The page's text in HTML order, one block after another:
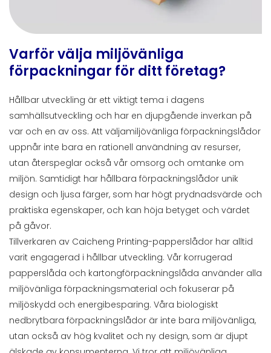
Varför välja miljövänliga
förpackningar för ditt företag?
Hållbar utveckling är ett viktigt tema i dagens
samhällsutveckling och har en djupgående inverkan på
var och en av oss. Att väljamiljövänliga förpackningslådor
uppnår inte bara en rationell användning av resurser,
utan återspeglar också vår omsorg och omtanke om
miljön. Samtidigt har hållbara förpackningslådor unik
design och ljusa färger, som har högt prydnadsvärde och
praktiska egenskaper, och kan höja betyget och värdet
på gåvor.
Tillverkaren av Caicheng Printing-papperslådor har alltid
varit engagerad i hållbar utveckling. Vår korrugerad
papperslåda och kartongförpackningslåda använder alla
miljövänliga förpackningsmaterial och fokuserar på
miljöskydd och energibesparing. Våra biologiskt
nedbrytbara förpackningslådor är inte bara miljövänliga,
utan också av hög kvalitet och ny design, som är djupt